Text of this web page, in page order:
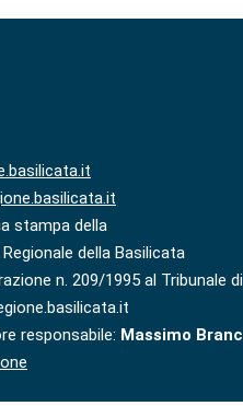
stampa della
della Basilicata
n. 209/1995 al Tribunale
responsabile: Massimo